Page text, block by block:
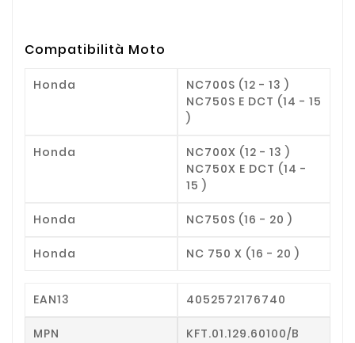
Compatibilità Moto
Honda
NC700S (12 - 13 )
NC750S E DCT (14 - 15
)
Honda
NC700X (12 - 13 )
NC750X E DCT (14 -
15 )
Honda NC750S (16 - 20 )
Honda NC 750 X (16 - 20 )
EAN13 4052572176740
MPN KFT.01.129.60100/B